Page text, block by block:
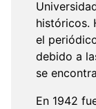
históricos.
el
debido a
se
En 1942